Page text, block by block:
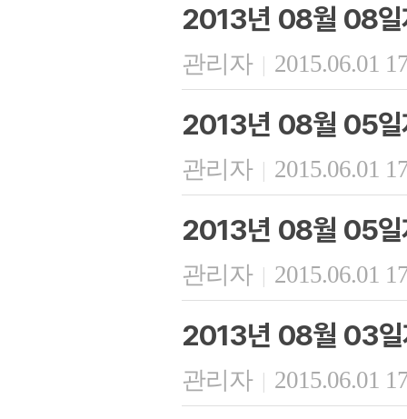
2013년 08월 08일
관리자 | 2015.06.01
2013년 08월 05일
관리자 | 2015.06.01
2013년 08월 05일
관리자 | 2015.06.01
2013년 08월 03일
관리자 | 2015.06.01